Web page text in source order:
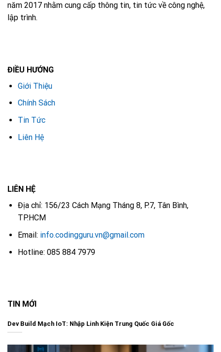
năm 2017 nhằm cung cấp thông tin, tin tức về công nghệ,
lập trình.
ĐIỀU HƯỚNG
Giới Thiệu
Chính Sách
Tin Tức
Liên Hệ
LIÊN HỆ
Địa chỉ: 156/23 Cách Mạng Tháng 8, P.7, Tân Bình,
TP.HCM
Email: info.codingguru.vn@gmail.com
Hotline: 085 884 7979
TIN MỚI
Dev Build Mạch IoT: Nhập Linh Kiện Trung Quốc Giá Gốc